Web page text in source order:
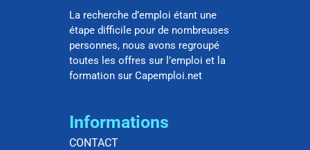
La recherche d’emploi étant une
étape difficile pour de nombreuses
personnes, nous avons regroupé
toutes les offres sur l’emploi et la
formation sur Capemploi.net
Informations
CONTACT